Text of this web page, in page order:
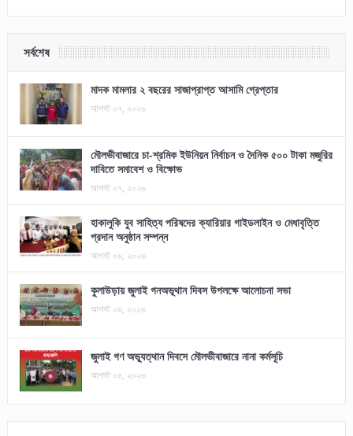
সর্বশেষ
মাদক মামলার ২ বছরের সাজাপ্রাপ্ত আসামি গ্রেপ্তার
আগস্ট ০৭, ২০২৬
মৌলভীবাজারে চা-শ্রমিক ইউনিয়ন নির্বাচন ও দৈনিক ৫০০ টাকা মজুরির
দাবিতে সমাবেশ ও বিক্ষোভ
আগস্ট ০৭, ২০২৬
হাকালুকি যুব সাহিত্য পরিষদের ক্যারিয়ার গাইডলাইন ও মেধাবৃত্তি
প্রদান অনুষ্ঠান সম্পন্ন
আগস্ট ০৬, ২০২৬
কুলাউড়ায় জুলাই গনঅভূথান দিবস উপলক্ষে আলোচনা সভা
আগস্ট ০৬, ২০২৬
জুলাই গণ অভ্যুত্থান দিবসে মৌলভীবাজারে নানা কর্মসূচি
আগস্ট ০৫, ২০২৬